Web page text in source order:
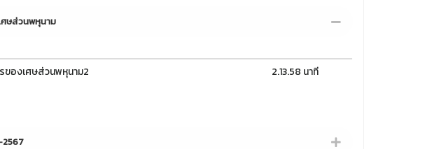
ศษส่วนพหุนาม
ของเศษส่วนพหุนาม2 2.13.58 นาที